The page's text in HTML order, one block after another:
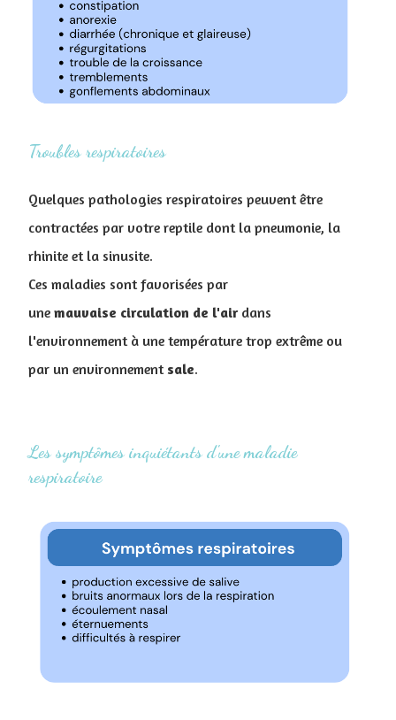
Troubles respiratoires
Quelques pathologies respiratoires peuvent être
contractées par votre reptile dont la pneumonie, la
rhinite et la sinusite.
Ces maladies sont favorisées par
une mauvaise circulation de l'airdans
l'environnement à une température trop extrême ou
par un environnement sale.
Les symptômes inquiétants d'une maladie
respiratoire